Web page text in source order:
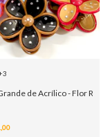
Cristais - 6 Cores
de Acrílico - Flor